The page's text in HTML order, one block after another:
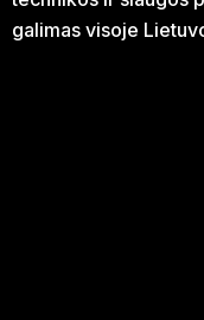
galimas visoje